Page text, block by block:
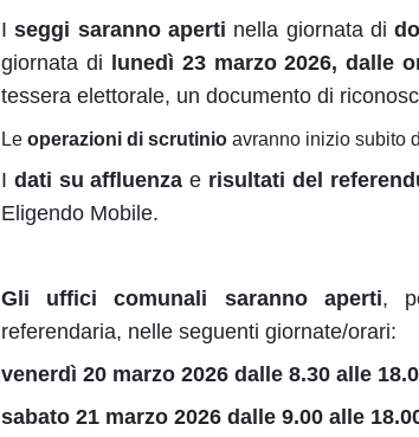
Iseggi saranno aperti nella giornata di
giornata di
lunedì 23 marzo 2026, dalle
tessera elettorale, un documento di
Le operazioni di scrutinioavranno inizio subito
I dati su affluenza e risultati del
Eligendo Mobile.
Gli uffici comunali saranno aperti,
referendaria, nelle seguenti giornate/orari:
venerdì 20 marzo 2026 dalle 8.30 alle
sabato 21 marzo 2026 dalle 9.00 alle